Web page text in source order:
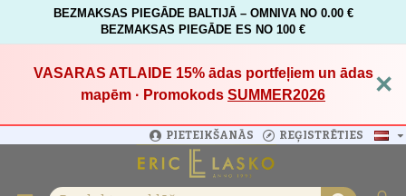
BEZMAKSAS PIEGĀDE BALTIJĀ – OMNIVA NO 0.00 €
BEZMAKSAS PIEGĀDE ES NO 100 €
VASARAS ATLAIDE 15%ādas portfeļiem un ādas
mapēm · Promokods SUMMER2026 ×
PIETEIKŠANĀS REĢISTRĒTIES